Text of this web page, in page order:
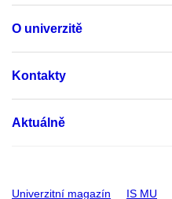
O univerzitě
Kontakty
Aktuálně
Univerzitní magazín IS MU